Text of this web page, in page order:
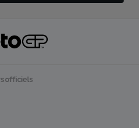
officiels